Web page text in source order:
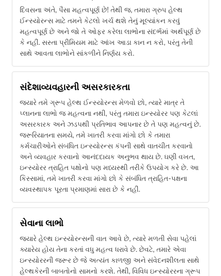
દિવસના અંતે, પૈસા મહત્વપૂર્ણ છે! તેથી જ, તમારા ગ્રુપ હેલ્થ
ઈન્સ્યોરન્સ માટે તમને કેટલો ખર્ચ થશે તેનું મૂલ્યાંકન કરવું
મહત્વપૂર્ણ છે અને જો તે ઓફર કરેલા લાભોના સંદર્ભમાં અર્થપૂર્ણ છે
કે નહીં. સસ્તા પ્રીમિયમ માટે આંખ આડા કાન ન કરો, પરંતુ તેની
સાથે આવતા લાભોને સાંકળીને નિર્ણય કરો.
સંદેશાવ્યવહારની અસરકારકતા
જ્યારે તમે ગ્રૂપ હેલ્થ ઈન્સ્યોરન્સ મેળવો છો, ત્યારે માત્ર તે
પ્લાનના લાભો જ મહત્વના નથી, પરંતુ તમારા ઇન્સ્યોરર પણ કેટલાં
અસરકારક અને ઝડપથી પ્રતિભાવ આપનાર છે તે પણ મહત્વનું છે.
જરૂરિયાતના સમયે, તમે ખાતરી કરવા માંગો છો કે તમારા
કર્મચારીઓને સંબંધિત ઇન્સ્યોરન્સ કંપની સાથે વાતચીત કરવાનો
અને વ્યવહાર કરવાનો આનંદદાયક અનુભવ થાય છે. ઘણી વખત,
ઇન્સ્યોરર ત્રાહિત પક્ષોનો પણ મધ્યસ્થી તરીકે ઉપયોગ કરે છે. આ
કિસ્સામાં, તમે ખાતરી કરવા માંગો છો કે સંબંધિત ત્રાહિત-પક્ષના
વ્યવસ્થાપક પૂરતા પ્રમાણમાં સારા છે કે નહીં.
સેવાના લાભો
જ્યારે હેલ્થ ઇન્સ્યોરન્સની વાત આવે છે, ત્યારે મળતી સેવા પહેલાં
ક્યારેય હોય તેના કરતાં વધુ મહત્વ ધરાવે છે. છેવટે, તમારે એવા
ઇન્સ્યોરરની જરૂર છે જે અત્યંત કાળજી અને સંવેદનશીલતા સાથે
હેલ્થકેરની બાબતોનો સામનો કરશે. તેથી, વિવિધ ઇન્સ્યોરરના ગ્રૂપ